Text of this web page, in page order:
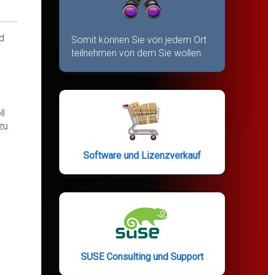
Somit können Sie von jedem Ort
teilnehmen von dem Sie wollen.
Software und Lizenzverkauf
SUSE Consulting und Support